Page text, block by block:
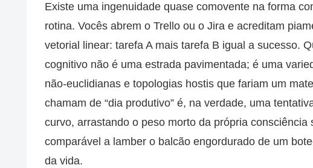
Existe uma ingenuidade quase comovente na forma
rotina. Vocês abrem o Trello ou o Jira e acreditam
vetorial linear: tarefa A mais tarefa B igual a sucesso.
cognitivo não é uma estrada pavimentada; é uma
não-euclidianas e topologias hostis que fariam um
chamam de “dia produtivo” é, na verdade, uma
curvo, arrastando o peso morto da própria
comparável a lamber o balcão engordurado de um
da vida.